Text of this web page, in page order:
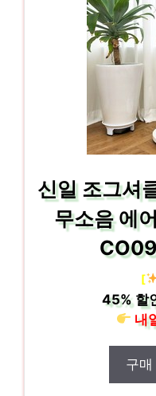
신일 조그셔
무소음 에
[
45% 할
내
구매